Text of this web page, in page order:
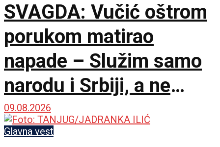
SVAGDA: Vučić oštrom
porukom matirao
napade – Služim samo
narodu i Srbiji, a ne
stranim silama
09.08.2026
Glavna vest